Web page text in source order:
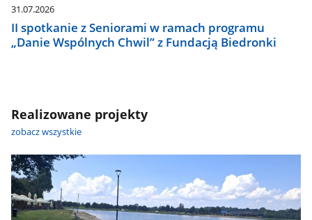
31.07.2026
II spotkanie z Seniorami w ramach programu
„Danie Wspólnych Chwil” z Fundacją Biedronki
Realizowane projekty
zobacz wszystkie